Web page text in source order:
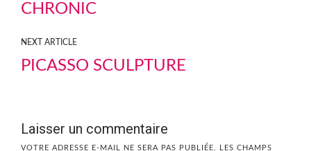
CHRONIC
NEXT ARTICLE
PICASSO SCULPTURE
Laisser un commentaire
VOTRE ADRESSE E-MAIL NE SERA PAS PUBLIÉE.
LES CHAMPS